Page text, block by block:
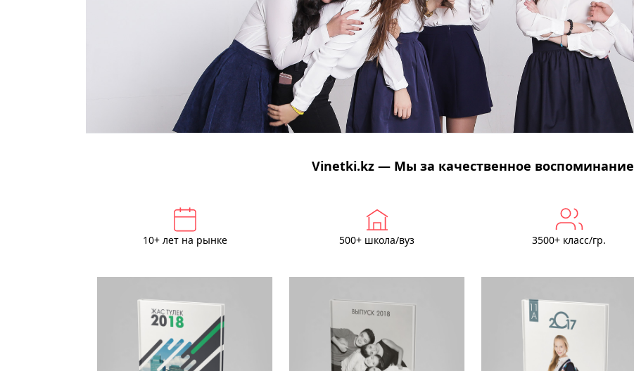
Vinetki.kz — Мы за качественное воспоминание
10+ лет на рынке 500+ школа/вуз 3500+ класс/гр.